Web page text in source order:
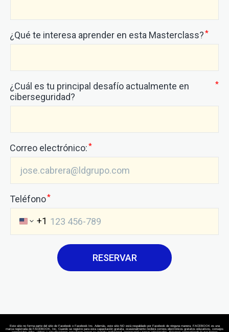
Este sitio no forma parte del sitio de Facebook o Facebook Inc. Además, este sitio NO está respaldado por Facebook de ninguna manera. FACEBOOK es una
marca registrada de FACEBOOK, Inc. Cuando se registre para esta capacitación gratuita, ocasionalmente recibirá correos electrónicos gratuitos educativos, consejos